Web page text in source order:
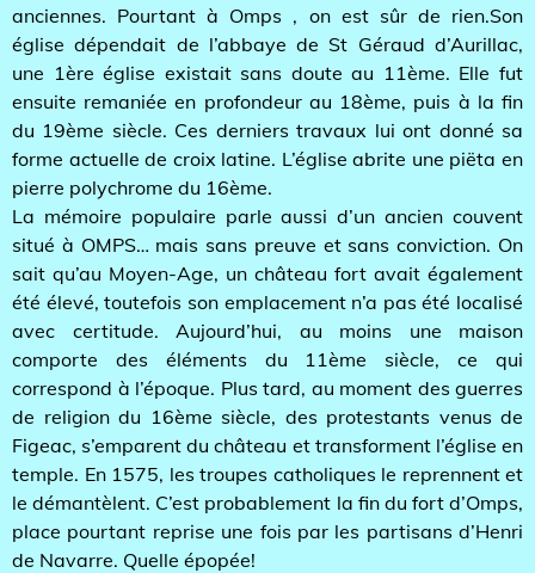
anciennes. Pourtant à Omps , on est sûr de rien.Son
église dépendait de l’abbaye de St Géraud d’Aurillac,
une 1ère église existait sans doute au 11ème. Elle fut
ensuite remaniée en profondeur au 18ème, puis à la fin
du 19ème siècle. Ces derniers travaux lui ont donné sa
forme actuelle de croix latine. L’église abrite une piëta en
pierre polychrome du 16ème.
La mémoire populaire parle aussi d’un ancien couvent
situé à OMPS… mais sans preuve et sans conviction. On
sait qu’au Moyen-Age, un château fort avait également
été élevé, toutefois son emplacement n’a pas été localisé
avec certitude. Aujourd’hui, au moins une maison
comporte des éléments du 11ème siècle, ce qui
correspond à l’époque. Plus tard, au moment des guerres
de religion du 16ème siècle, des protestants venus de
Figeac, s’emparent du château et transforment l’église en
temple. En 1575, les troupes catholiques le reprennent et
le démantèlent. C’est probablement la fin du fort d’Omps,
place pourtant reprise une fois par les partisans d’Henri
de Navarre. Quelle épopée!